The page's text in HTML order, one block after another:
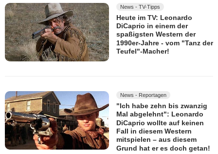
News - TV-Tipps
Heute im TV: Leonardo
DiCaprio in einem der
spaßigsten Western der
1990er-Jahre - vom "Tanz der
Teufel"-Macher!
News - Reportagen
"Ich habe zehn bis zwanzig
Mal abgelehnt": Leonardo
DiCaprio wollte auf keinen
Fall in diesem Western
mitspielen – aus diesem
Grund hat er es doch getan!